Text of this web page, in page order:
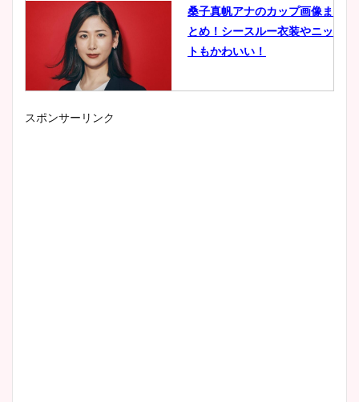
桑子真帆アナのカップ画像ま
とめ！シースルー衣装やニッ
トもかわいい！
スポンサーリンク